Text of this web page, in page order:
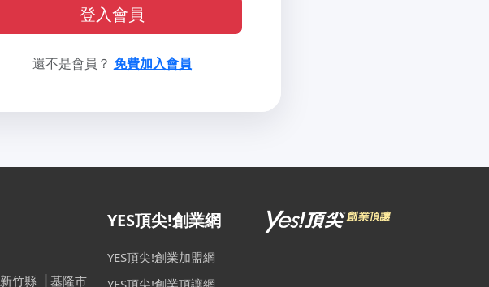
登入會員
還不是會員？ 免費加入會員
新竹縣 基隆市
YES頂尖!創業網
YES頂尖!創業加盟網
YES頂尖!創業頂讓網